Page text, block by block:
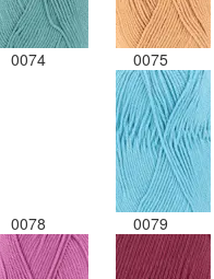
0074 0075
0078 0079